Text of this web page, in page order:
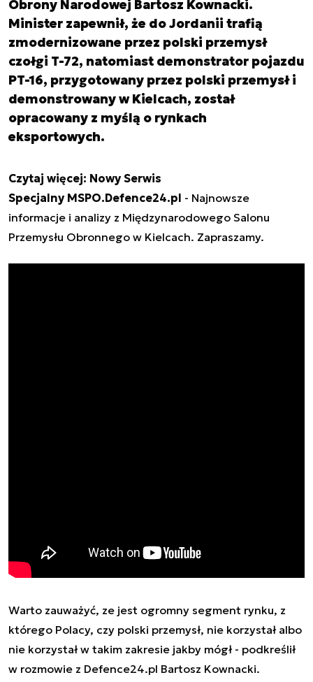
Obrony Narodowej Bartosz Kownacki.
Minister zapewnił, że do Jordanii trafią
zmodernizowane przez polski przemysł
czołgi T-72, natomiast demonstrator pojazdu
PT-16, przygotowany przez polski przemysł i
demonstrowany w Kielcach, został
opracowany z myślą o rynkach
eksportowych.
Czytaj więcej: Nowy Serwis
Specjalny MSPO.Defence24.pl - Najnowsze
informacje i analizy z Międzynarodowego Salonu
Przemysłu Obronnego w Kielcach. Zapraszamy.
Warto zauważyć, ze jest ogromny segment rynku, z
którego Polacy, czy polski przemysł, nie korzystał albo
nie korzystał w takim zakresie jakby mógł - podkreślił
w rozmowie z Defence24.pl Bartosz Kownacki.